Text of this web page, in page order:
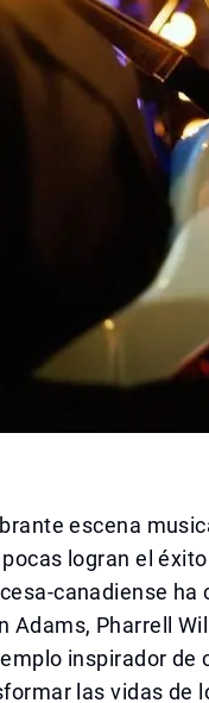
escena
logran el
canadiense
Adams, Pharrell
inspirador de
las vidas de